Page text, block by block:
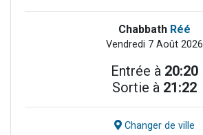
Chabbath Réé
Vendredi 7 Août 2026
Entrée à 20:20
Sortie à 21:22
Changer de ville